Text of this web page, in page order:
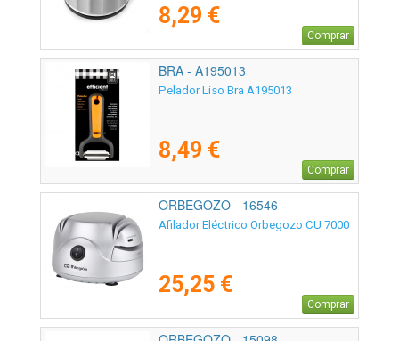
8,29 €
Comprar
BRA - A195013
Pelador Liso Bra A195013
8,49 €
Comprar
ORBEGOZO - 16546
Afilador Eléctrico Orbegozo CU 7000
25,25 €
Comprar